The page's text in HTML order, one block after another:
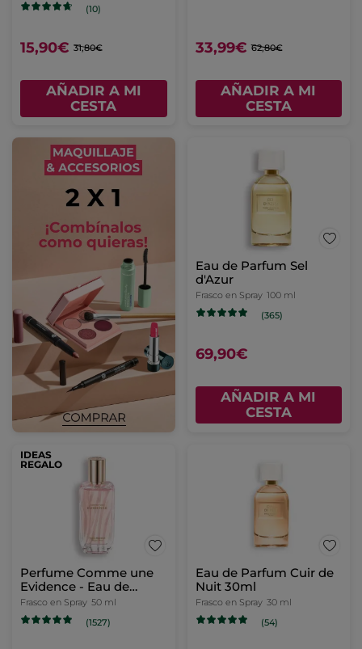
(10)
15,90€ 31,80€
AÑADIR A MI
CESTA
33,99€ 62,80€
AÑADIR A MI
CESTA
Eau de Parfum Sel
d'Azur
Frasco en Spray 100 ml
(365)
69,90€
AÑADIR A MI
CESTA
IDEAS
REGALO
Perfume Comme une
Evidence - Eau de
Parfum
Frasco en Spray 50 ml
(1527)
Eau de Parfum Cuir de
Nuit 30ml
Frasco en Spray 30 ml
(54)